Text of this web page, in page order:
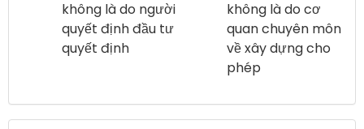
không là do người
quyết định đầu tư
quyết định
không là do cơ
quan chuyên môn
về xây dựng cho
phép